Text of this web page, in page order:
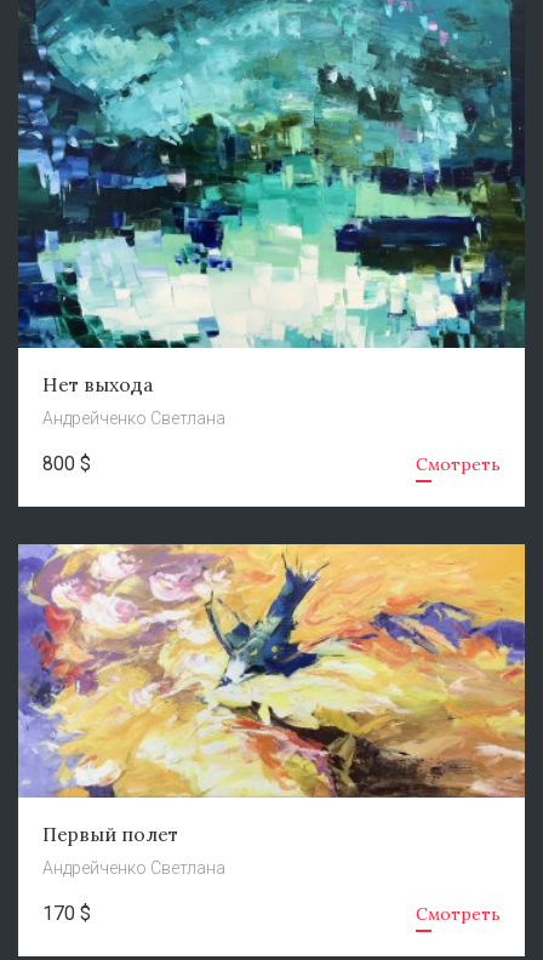
Нет выхода
Андрейченко Светлана
800 $ Смотреть
Первый полет
Андрейченко Светлана
170 $ Смотреть